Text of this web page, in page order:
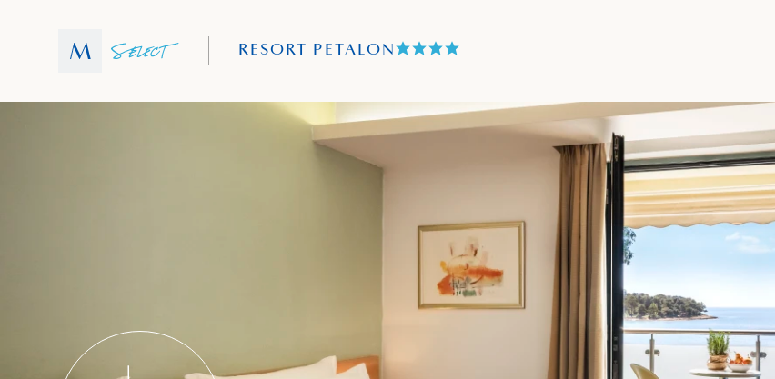
RESORT PETALON